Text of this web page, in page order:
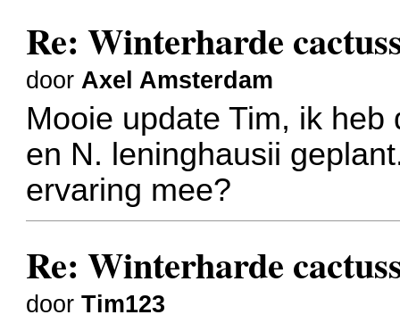
Re: Winterharde
doorAxel Amsterdam
Mooie update Tim, ik
en N. leninghausii
ervaring mee?
Re: Winterharde
doorTim123